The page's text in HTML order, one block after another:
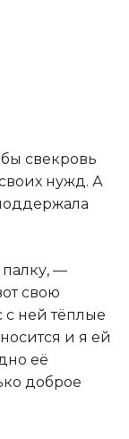
свекровь
нужд. А
—
свою
с ней тёплые
и я ей
её
доброе